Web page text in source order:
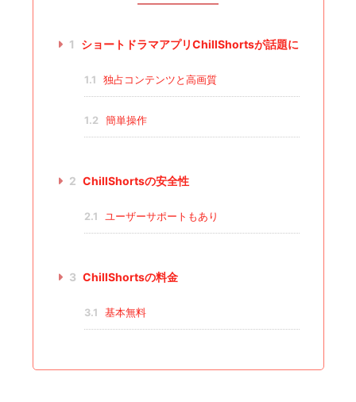
1 ショートドラマアプリChillShortsが話題に
1.1 独占コンテンツと高画質
1.2 簡単操作
2 ChillShortsの安全性
2.1 ユーザーサポートもあり
3 ChillShortsの料金
3.1 基本無料